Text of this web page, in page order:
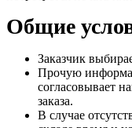
Общие
Заказчик
Прочую
согласовывает
заказа.
В случае